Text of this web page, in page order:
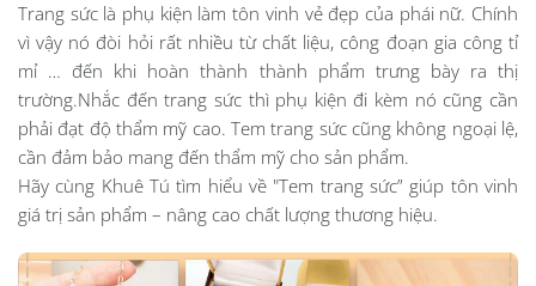
Trang sức là phụ kiện làm tôn vinh vẻ đẹp của phái nữ. Chính
vì vậy nó đòi hỏi rất nhiều từ chất liệu, công đoạn gia công tỉ
mỉ … đến khi hoàn thành thành phẩm trưng bày ra thị
trường.Nhắc đến trang sức thì phụ kiện đi kèm nó cũng cần
phải đạt độ thẩm mỹ cao. Tem trang sức cũng không ngoại lệ,
cần đảm bảo mang đến thẩm mỹ cho sản phẩm.
Hãy cùng Khuê Tú tìm hiểu về "Tem trang sức” giúp tôn vinh
giá trị sản phẩm – nâng cao chất lượng thương hiệu.